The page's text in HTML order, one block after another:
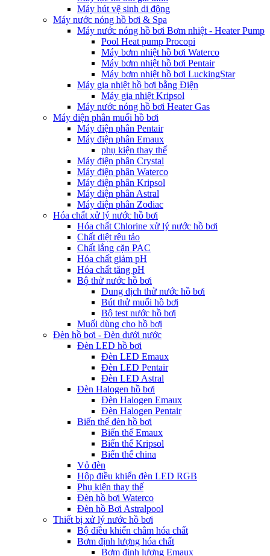
Máy hút vệ sinh di động
Máy nước nóng hồ bơi & Spa
Máy nước nóng hồ bơi Bơm nhiệt - Heater Pump
Pool Heat pump Procopi
Máy bơm nhiệt hồ bơi Waterco
Máy bơm nhiệt hồ bơi Pentair
Máy bơm nhiệt hồ bơi LuckingStar
Máy gia nhiệt hồ bơi bằng Điện
Máy gia nhiệt Kripsol
Máy nước nóng hồ bơi Heater Gas
Máy điện phân muối hồ bơi
Máy điện phân Pentair
Máy điện phân Emaux
phụ kiện thay thế
Máy điện phân Crystal
Máy điện phân Waterco
Máy điện phân Kripsol
Máy điện phân Astral
Máy điện phân Zodiac
Hóa chất xử lý nước hồ bơi
Hóa chất Chlorine xử lý nước hồ bơi
Chất diệt rêu tảo
Chất lắng cặn PAC
Hóa chất giảm pH
Hóa chất tăng pH
Bộ thử nước hồ bơi
Dung dịch thử nước hồ bơi
Bút thử muối hồ bơi
Bộ test nước hồ bơi
Muối dùng cho hồ bơi
Đèn hồ bơi - Đèn dưới nước
Đèn LED hồ bơi
Đèn LED Emaux
Đèn LED Pentair
Đèn LED Astral
Đèn Halogen hồ bơi
Đèn Halogen Emaux
Đèn Halogen Pentair
Biến thế đèn hồ bơi
Biến thế Emaux
Biến thế Kripsol
Biến thế china
Vỏ đèn
Hộp điều khiển đèn LED RGB
Phụ kiện thay thế
Đèn hồ bơi Waterco
Đèn hồ Bơi Astralpool
Thiết bị xử lý nước hồ bơi
Bộ điều khiển châm hóa chất
Bơm định lượng hóa chất
Bơm định lượng Emaux